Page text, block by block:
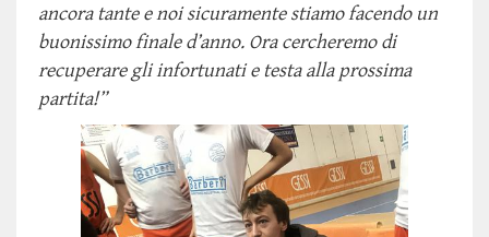
ancora tante e noi sicuramente stiamo facendo un
buonissimo finale d’anno. Ora cercheremo di
recuperare gli infortunati e testa alla prossima
partita!”